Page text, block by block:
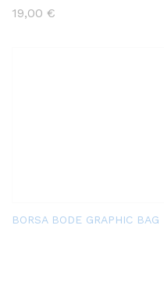
19,00 €
BORSA BODE GRAPHIC BAG